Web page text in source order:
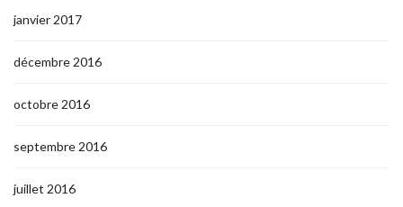
janvier 2017
décembre 2016
octobre 2016
septembre 2016
juillet 2016